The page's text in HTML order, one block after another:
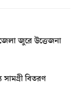
জুরে উত্তেজনা
সামগ্রী বিতরণ